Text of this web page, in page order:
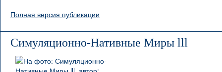
Полная версия публикации
Симуляционно-Нативные Миры lll